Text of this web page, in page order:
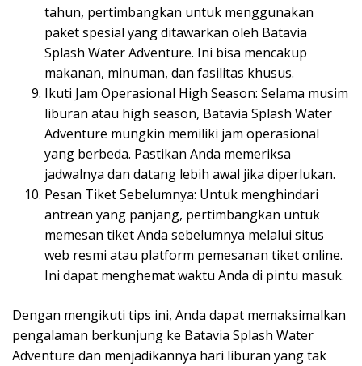
tahun, pertimbangkan untuk menggunakan
paket spesial yang ditawarkan oleh Batavia
Splash Water Adventure. Ini bisa mencakup
makanan, minuman, dan fasilitas khusus.
Ikuti Jam Operasional High Season: Selama musim
liburan atau high season, Batavia Splash Water
Adventure mungkin memiliki jam operasional
yang berbeda. Pastikan Anda memeriksa
jadwalnya dan datang lebih awal jika diperlukan.
Pesan Tiket Sebelumnya: Untuk menghindari
antrean yang panjang, pertimbangkan untuk
memesan tiket Anda sebelumnya melalui situs
web resmi atau platform pemesanan tiket online.
Ini dapat menghemat waktu Anda di pintu masuk.
Dengan mengikuti tips ini, Anda dapat memaksimalkan
pengalaman berkunjung ke Batavia Splash Water
Adventure dan menjadikannya hari liburan yang tak